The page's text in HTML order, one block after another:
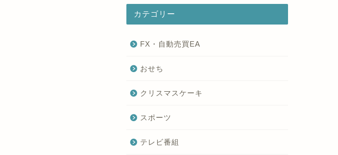
カテゴリー
FX・自動売買EA
おせち
クリスマスケーキ
スポーツ
テレビ番組